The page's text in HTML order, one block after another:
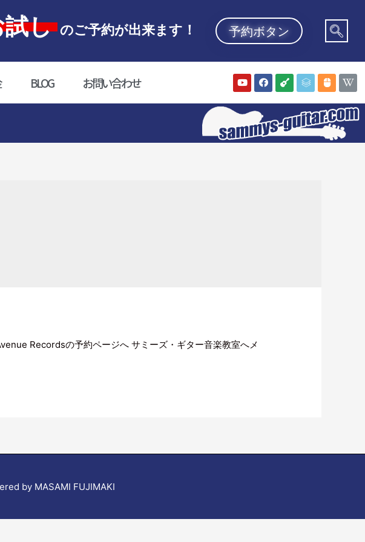
し のご予約が出来ます！ 予約ボタン
BLOG お問い合わせ
Recordsの予約ページへ サミーズ・ギター音楽教室へメ
by MASAMI FUJIMAKI